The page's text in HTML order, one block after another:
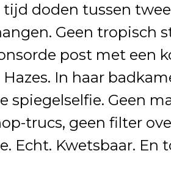
doden tussen
Geen tropisch
post met een
In haar
spiegelselfie. Geen
trucs, geen filter
Echt. Kwetsbaar. En